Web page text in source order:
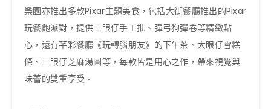
樂園亦推出多款Pixar主題美食，包括大街餐廳推出的Pixar
玩餐飽派對，提供三眼仔手工批、彈弓狗彈卷等精緻點
心，還有芊彩餐廳《玩轉腦朋友》的下午茶、大眼仔雪糕
條、三眼仔芝麻湯圓等，每款皆是用心之作，帶來視覺與
味蕾的雙重享受。